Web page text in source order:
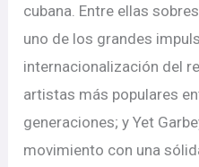
cubana. Entre ellas
uno de los grandes
internacionalización del
artistas más populares
generaciones; y Yet
movimiento con una